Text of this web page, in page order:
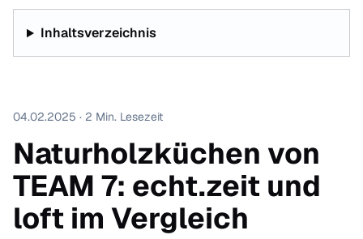
Inhaltsverzeichnis
04.02.2025 · 2 Min. Lesezeit
Naturholzküchen von
TEAM 7: echt.zeit und
loft im Vergleich